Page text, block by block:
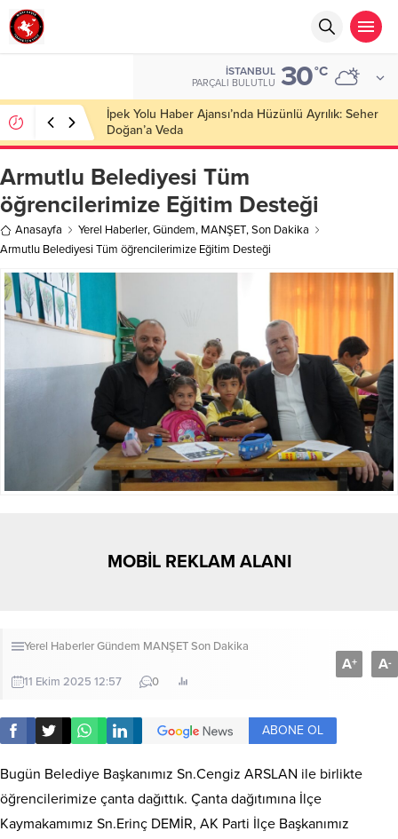
İSTANBUL
PARÇALI BULUTLU 30°C
İpek Yolu Haber Ajansı’nda Hüzünlü Ayrılık: Seher
Doğan’a Veda
Armutlu Belediyesi Tüm
öğrencilerimize Eğitim Desteği
Anasayfa Yerel Haberler,Gündem, MANŞET,Son Dakika
Armutlu Belediyesi Tüm öğrencilerimize Eğitim Desteği
MOBİL REKLAM ALANI
Yerel HaberlerGündem MANŞETSon Dakika
11 Ekim 2025 12:57 0
A+ A-
ABONE OL
Bugün Belediye Başkanımız Sn.Cengiz ARSLAN ile birlikte
öğrencilerimize çanta dağıttık. Çanta dağıtımına İlçe
Kaymakamımız Sn.Erinç DEMİR, AK Parti İlçe Başkanımız